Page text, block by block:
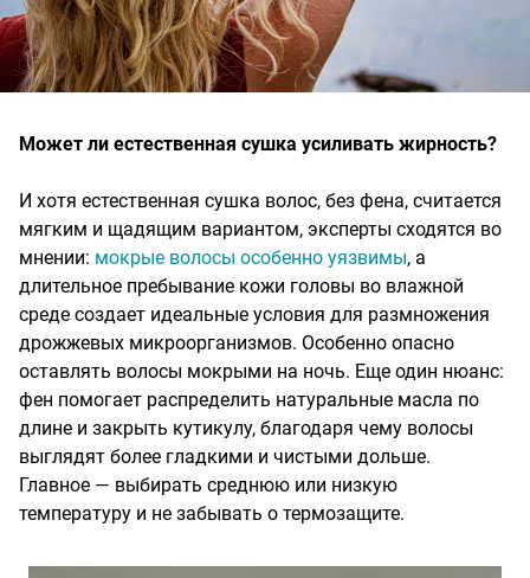
Может ли естественная сушка усиливать жирность?
И хотя естественная сушка волос, без фена, считается
мягким и щадящим вариантом, эксперты сходятся во
мнении: мокрые волосы особенно уязвимы, а
длительное пребывание кожи головы во влажной
среде создает идеальные условия для размножения
дрожжевых микроорганизмов. Особенно опасно
оставлять волосы мокрыми на ночь. Еще один нюанс:
фен помогает распределить натуральные масла по
длине и закрыть кутикулу, благодаря чему волосы
выглядят более гладкими и чистыми дольше.
Главное — выбирать среднюю или низкую
температуру и не забывать о термозащите.